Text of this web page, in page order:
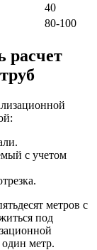
40
80-100
расчет
с учетом
метров с
под
метр.